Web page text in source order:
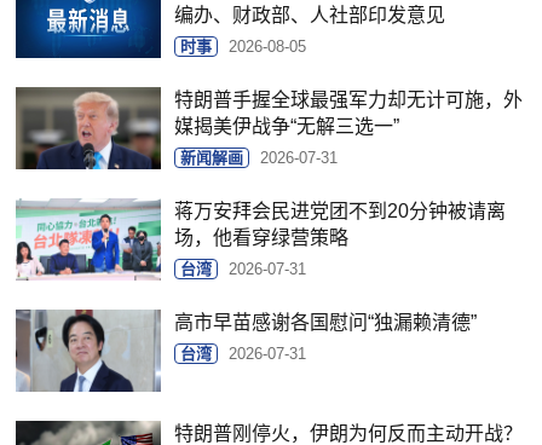
编办、财政部、人社部印发意见
时事 2026-08-05
特朗普手握全球最强军力却无计可施，外
媒揭美伊战争“无解三选一”
新闻解画 2026-07-31
蒋万安拜会民进党团不到20分钟被请离
场，他看穿绿营策略
台湾 2026-07-31
高市早苗感谢各国慰问“独漏赖清德”
台湾 2026-07-31
特朗普刚停火，伊朗为何反而主动开战？